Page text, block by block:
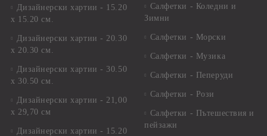
Дизайнерски хартии - 15.20
х 15.20 см.
Дизайнерски хартии - 20.30
х 20.30 см.
Дизайнерски хартии - 30.50
х 30.50 см.
Дизайнерски хартии - 21,00
х 29,70 см
Дизайнерски хартии - 15.20
Салфетки - Коледни и
Зимни
Салфетки - Морски
Салфетки - Музика
Салфетки - Пеперуди
Салфетки - Рози
Салфетки - Пътешествия и
пейзажи